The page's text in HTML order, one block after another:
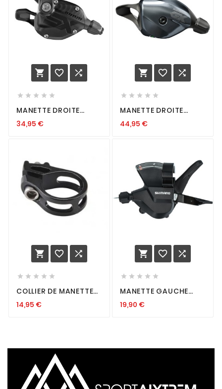
  
    
MANETTE DROITE
34,95 €
  
    
MANETTE DROITE
44,95 €
  
    
COLLIER DE MANETTE
14,95 €
  
    
MANETTE GAUCHE
19,90 €